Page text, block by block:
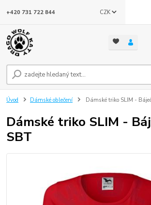
CZK
+420 731 722 844
Úvod Dámské oblečení Dámské triko SLIM -
Dámské triko SLIM -
SBT